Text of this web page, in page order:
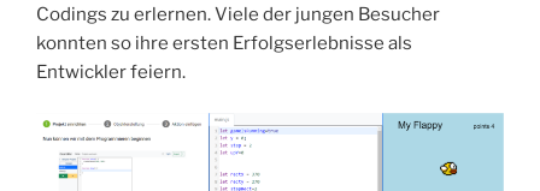
Codings zu erlernen. Viele der jungen Besucher
konnten so ihre ersten Erfolgserlebnisse als
Entwickler feiern.